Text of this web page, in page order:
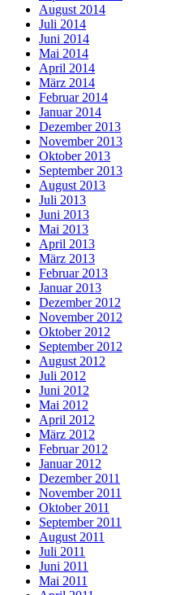
August 2014
Juli 2014
Juni 2014
Mai 2014
April 2014
März 2014
Februar 2014
Januar 2014
Dezember 2013
November 2013
Oktober 2013
September 2013
August 2013
Juli 2013
Juni 2013
Mai 2013
April 2013
März 2013
Februar 2013
Januar 2013
Dezember 2012
November 2012
Oktober 2012
September 2012
August 2012
Juli 2012
Juni 2012
Mai 2012
April 2012
März 2012
Februar 2012
Januar 2012
Dezember 2011
November 2011
Oktober 2011
September 2011
August 2011
Juli 2011
Juni 2011
Mai 2011